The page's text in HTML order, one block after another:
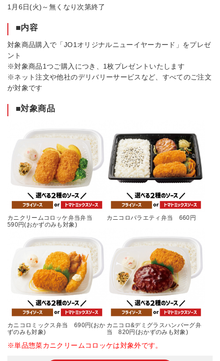
1月6日(火)～無くなり次第終了
■内容
対象商品購入で「JO1オリジナルニューイヤーカード」をプレゼ
ント
※対象商品1つご購入につき、1枚プレゼントいたします
※ネット注文や他社のデリバリーサービスなど、すべてのご注文
が対象です
■対象商品
カニクリームコロッケ弁当弁当
590円(おかずのみも対象)
カニコロバラエティ弁当 660円
カニコロミックス弁当 690円(おか
ずのみも対象)
カニコロ&デミグラスハンバーグ弁
当 820円(おかずのみも対象)
※単品惣菜カニクリームコロッケは対象外です。